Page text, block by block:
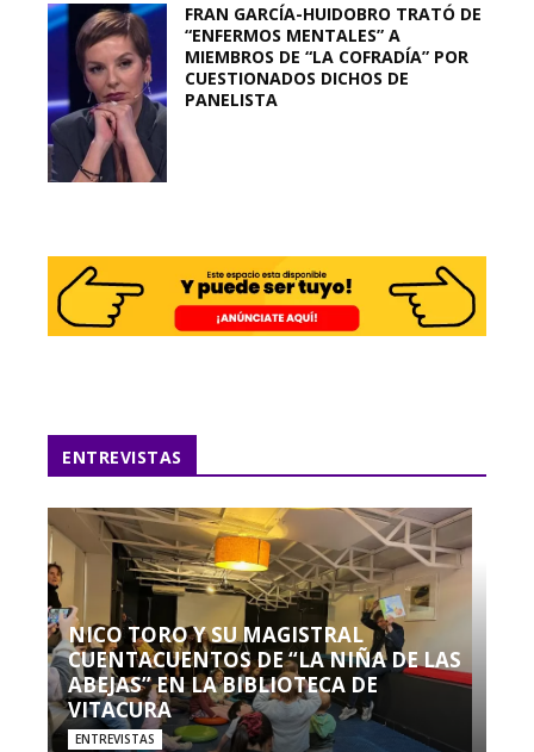
FRAN GARCÍA-HUIDOBRO TRATÓ DE
“ENFERMOS MENTALES” A
MIEMBROS DE “LA COFRADÍA” POR
CUESTIONADOS DICHOS DE
PANELISTA
ENTREVISTAS
NICO TORO Y SU MAGISTRAL
CUENTACUENTOS DE “LA NIÑA DE LAS
ABEJAS” EN LA BIBLIOTECA DE
VITACURA
ENTREVISTAS